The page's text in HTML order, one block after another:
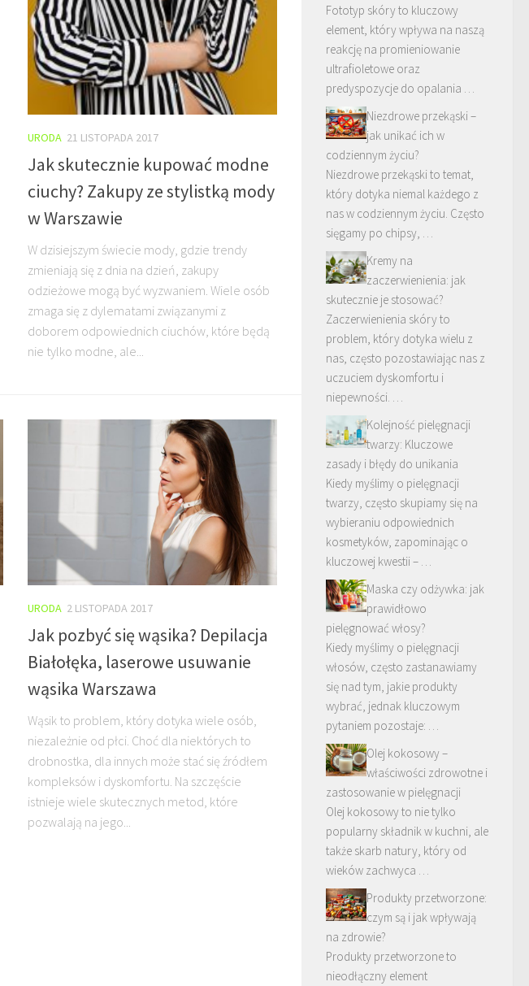
URODA 21 LISTOPADA 2017
Jak skutecznie kupować modne
ciuchy? Zakupy ze stylistką mody
w Warszawie
W dzisiejszym świecie mody, gdzie trendy
zmieniają się z dnia na dzień, zakupy
odzieżowe mogą być wyzwaniem. Wiele osób
zmaga się z dylematami związanymi z
doborem odpowiednich ciuchów, które będą
nie tylko modne, ale...
URODA 2 LISTOPADA 2017
Jak pozbyć się wąsika? Depilacja
Białołęka, laserowe usuwanie
wąsika Warszawa
Wąsik to problem, który dotyka wiele osób,
niezależnie od płci. Choć dla niektórych to
drobnostka, dla innych może stać się źródłem
kompleksów i dyskomfortu. Na szczęście
istnieje wiele skutecznych metod, które
pozwalają na jego...
Fototyp skóry to kluczowy
element, który wpływa na naszą
reakcję na promieniowanie
ultrafioletowe oraz
predyspozycje do opalania …
Niezdrowe przekąski –
jak unikać ich w
codziennym życiu?
Niezdrowe przekąski to temat,
który dotyka niemal każdego z
nas w codziennym życiu. Często
sięgamy po chipsy, …
Kremy na
zaczerwienienia: jak
skutecznie je stosować?
Zaczerwienienia skóry to
problem, który dotyka wielu z
nas, często pozostawiając nas z
uczuciem dyskomfortu i
niepewności. …
Kolejność pielęgnacji
twarzy: Kluczowe
zasady i błędy do unikania
Kiedy myślimy o pielęgnacji
twarzy, często skupiamy się na
wybieraniu odpowiednich
kosmetyków, zapominając o
kluczowej kwestii – …
Maska czy odżywka: jak
prawidłowo
pielęgnować włosy?
Kiedy myślimy o pielęgnacji
włosów, często zastanawiamy
się nad tym, jakie produkty
wybrać, jednak kluczowym
pytaniem pozostaje: …
Olej kokosowy –
właściwości zdrowotne i
zastosowanie w pielęgnacji
Olej kokosowy to nie tylko
popularny składnik w kuchni, ale
także skarb natury, który od
wieków zachwyca …
Produkty przetworzone:
czym są i jak wpływają
na zdrowie?
Produkty przetworzone to
nieodłączny element